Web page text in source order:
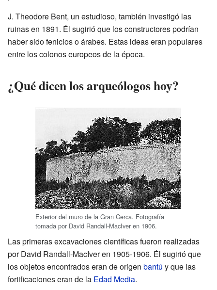
J. Theodore Bent, un estudioso, también investigó las
ruinas en 1891. Él sugirió que los constructores podrían
haber sido fenicios o árabes. Estas ideas eran populares
entre los colonos europeos de la época.
¿Qué dicen los arqueólogos hoy?
Exterior del muro de la Gran Cerca. Fotografía
tomada por David Randall-MacIver en 1906.
Las primeras excavaciones científicas fueron realizadas
por David Randall-MacIver en 1905-1906. Él sugirió que
los objetos encontrados eran de origen bantú y que las
fortificaciones eran de la Edad Media.